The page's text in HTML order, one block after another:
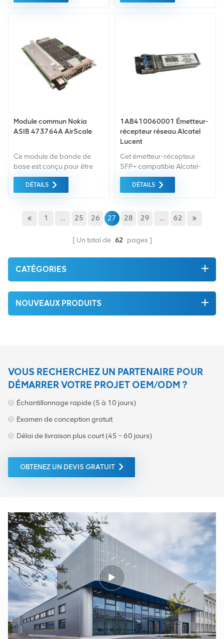
Defined Radio) stable. ZTE a
SDR avancée unifiée aux
réseaux WiMAX, GSM,
CDMA, WCDMA et LTE.
optique
Module commun Nokia
ASIB 473764A AirScale
Ce module de bande de
base est conçu pour être
agile et permettre un réseau
à long terme évolution. Le
du Lean entrée et évolutivité
de calcul pour la radio.
DÉTAILS
1AB410060001 Émetteur-
récepteur réseau Alcatel
Lucent
Cet émetteur-récepteur
SFP+ compatible Alcatel-
Lucent Nokia
1AB410060001 fournit un
DÉTAILS
1 ... 25 26 27 28 29 ... 62
Un total de 62 pages
CATÉGORIES
NOUVEAUX PRODUITS
VOUS RECHERCHEZ UN PARTENAIRE POUR
DÉMARRER VOTRE PROJET OEM/ODM ?
Échantillonnage rapide (5 à 10 jours)
Examen de conception gratuit
Délai de livraison plus court (45 ~ 60 jours)
OBTENEZ UN DEVIS GRATUIT